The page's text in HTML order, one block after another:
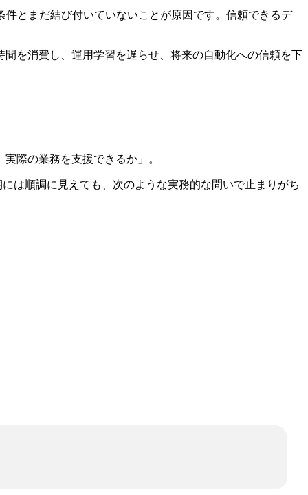
とまだ結び付いていないことが原因です。信頼できるデ
を消費し、運用学習を遅らせ、将来の自動化への信頼を下
際の業務を支援できるか」。
は順調に見えても、次のような実務的な問いで止まりがち